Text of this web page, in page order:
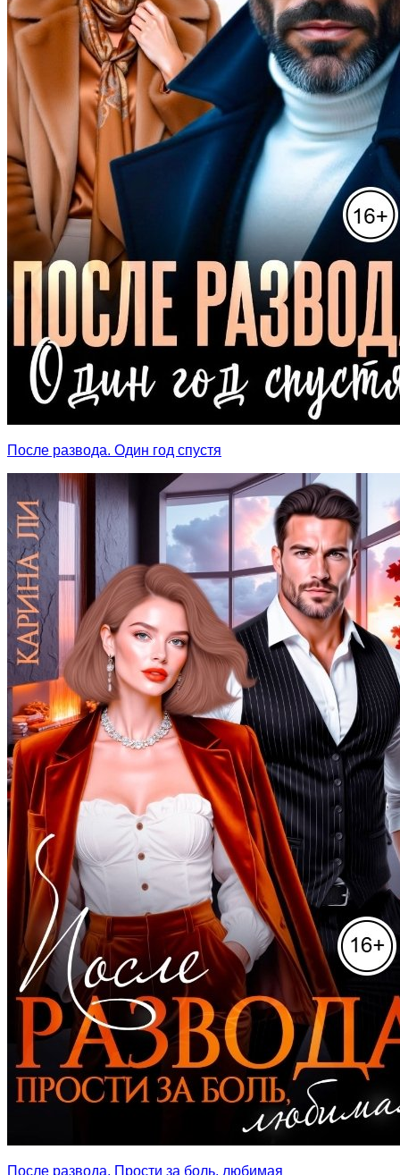
После развода. Один год спустя
После развода. Прости за боль, любимая